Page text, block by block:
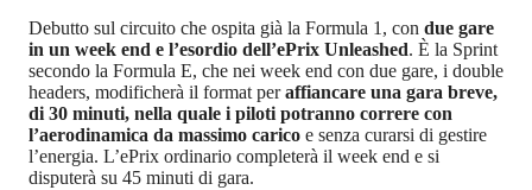
Debutto sul circuito che ospita già la Formula 1, con due gare
in un week end e l’esordio dell’ePrix Unleashed. È la Sprint
secondo la Formula E, che nei week end con due gare, i double
headers, modificherà il format peraffiancare una gara breve,
di 30 minuti, nella quale i piloti potranno correre con
l’aerodinamica da massimo carico e senza curarsi di gestire
l’energia. L’ePrix ordinario completerà il week end e si
disputerà su 45 minuti di gara.